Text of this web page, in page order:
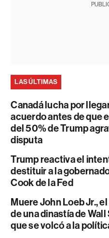
LAS ÚLTIMAS
Canadá lucha por
acuerdo antes de que
del 50% de Trump
disputa
Trump reactiva el
destituir a la
Cook de la Fed
Muere John Loeb Jr.,
de una dinastía de
que se volcó a la